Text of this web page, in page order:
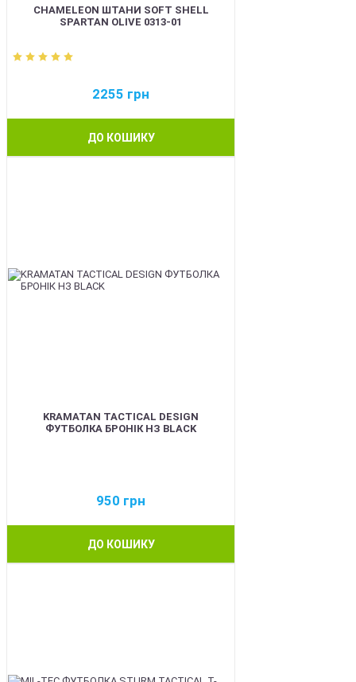
CHAMELEON ШТАНИ SOFT SHELL
SPARTAN OLIVE 0313-01
2255 грн
ДО КОШИКУ
KRAMATAN TACTICAL DESIGN
ФУТБОЛКА БРОНІК НЗ BLACK
950 грн
ДО КОШИКУ